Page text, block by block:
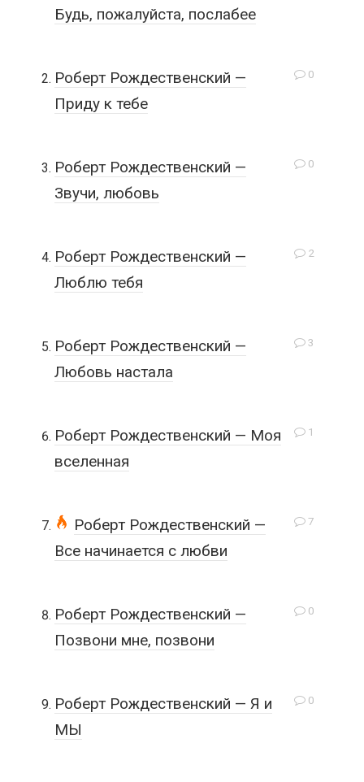
Будь, пожалуйста, послабее
0
Роберт Рождественский —
Приду к тебе
0
Роберт Рождественский —
Звучи, любовь
2
Роберт Рождественский —
Люблю тебя
3
Роберт Рождественский —
Любовь настала
1
Роберт Рождественский — Моя
вселенная
7
Роберт Рождественский —
Все начинается с любви
0
Роберт Рождественский —
Позвони мне, позвони
0
Роберт Рождественский — Я и
МЫ